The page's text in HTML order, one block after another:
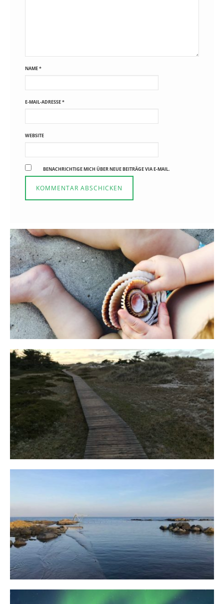
NAME*
E-MAIL-ADRESSE*
WEBSITE
BENACHRICHTIGE MICH ÜBER NEUE BEITRÄGE VIA E-MAIL.
Reisen in der Elternzeit
16. SEPTEMBER 2019
Fischland
12. FEBRUAR 2019
Bornholm
29. OKTOBER 2018